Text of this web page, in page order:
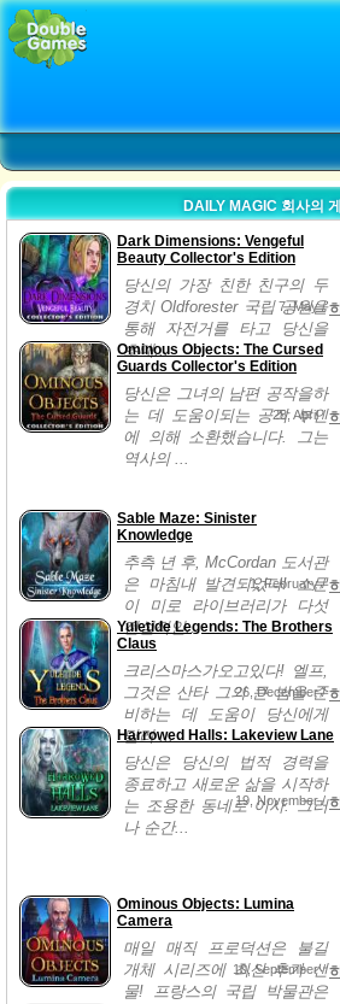
DAILY MAGIC 회사의
Dark Dimensions: Vengeful
Beauty Collector's Edition
당신의 가장 친한 친구의 두
경치 Oldforester 국립 공원을
통해 자전거를 타고 당신을
초대...
7, May /
Ominous Objects: The Cursed
Guards Collector's Edition
당신은 그녀의 남편 공작을하
는 데 도움이되는 공작 부인
에 의해 소환했습니다. 그는
역사의 ...
28, April /
Sable Maze: Sinister
Knowledge
추측 년 후, McCordan 도서관
은 마침내 발견되었다! 소문
이 미로 라이브러리가 다섯
전설적인...
1, February /
Yuletide Legends: The Brothers
Claus
크리스마스가오고있다! 엘프,
그것은 산타 그의 큰 밤을 준
비하는 데 도움이 당신에게
달려 ...
26, December /
Harrowed Halls: Lakeview Lane
당신은 당신의 법적 경력을
종료하고 새로운 삶을 시작하
는 조용한 동네로 이사. 그러
나 순간...
19, November /
Ominous Objects: Lumina
Camera
매일 매직 프로덕션은 불길
개체 시리즈에 최신 추가 선
물! 프랑스의 국립 박물관은
10, September /